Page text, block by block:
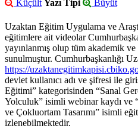
Küçült Yazı Tipi Büyüt
Uzaktan Eğitim Uygulama ve
eğitimlere ait videolar
yayınlanmış olup tüm akademik
sunulmuştur. Cumhurbaşkanlığı
https://
devlet kullanıcı adı ve şifresi ile
Eğitimi” kategorisinden “Sanal
Yolculuk” isimli webinar kaydı ve
ve Çokluortam Tasarımı” isimli
izlenebilmektedir.